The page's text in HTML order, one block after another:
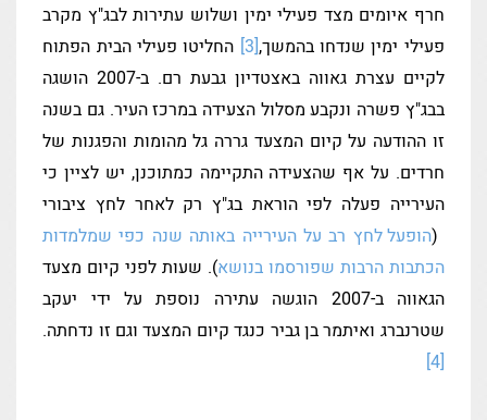
חרף איומים מצד פעילי ימין ושלוש עתירות לבג"ץ מקרב
פעילי ימין שנדחו בהמשך,[3]
החליטו פעילי הבית הפתוח
לקיים עצרת גאווה באצטדיון גבעת רם. ב-2007 הושגה
בבג"ץ פשרה ונקבע מסלול הצעידה במרכז העיר. גם בשנה
זו ההודעה על קיום המצעד גררה גל מהומות והפגנות של
חרדים. על אף שהצעידה התקיימה כמתוכנן, יש לציין כי
העירייה פעלה לפי הוראת בג"ץ רק לאחר לחץ ציבורי
(הופעל לחץ רב על העירייה באותה שנה כפי שמלמדות
הכתבות הרבות שפורסמו בנושא). שעות לפני קיום מצעד
הגאווה ב-2007 הוגשה עתירה נוספת על ידי יעקב
שטרנברג ואיתמר בן גביר כנגד קיום המצעד וגם זו נדחתה.
[4]